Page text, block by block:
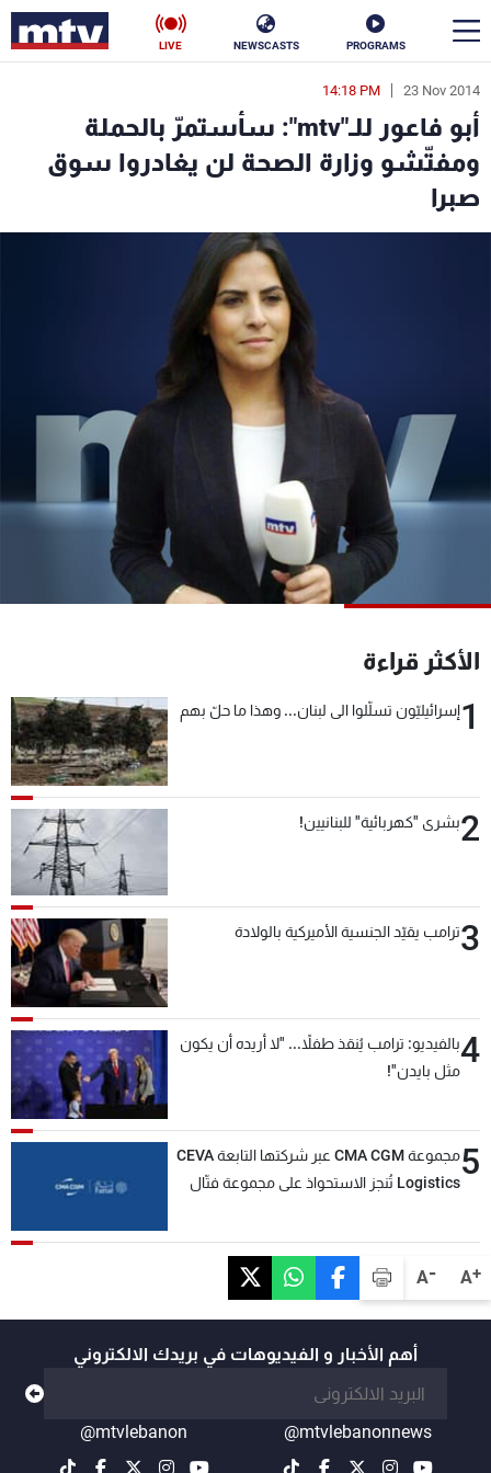
PROGRAMS
NEWSCASTS
LIVE
A+
A-
23 Nov 2014
14:18 PM
أبو فاعور للـ"mtv": سأستمرّ بالحملة
ومفتّشو وزارة الصحة لن يغادروا سوق
صبرا
الأكثر قراءة
1إسرائيليّون تسلّلوا الى لبنان... وهذا ما حلّ بهم
2بشرى "كهربائية" للبنانيين!
3ترامب يقيّد الجنسية الأميركية بالولادة
4بالفيديو: ترامب يُنقذ طفلاً... "لا أريده أن يكون
مثل بايدن"!
5
مجموعة CMA CGM عبر شركتها التابعة CEVA
Logistics تُنجز الاستحواذ على مجموعة فتّال
أهم الأخبار و الفيديوهات في بريدك الالكتروني
@mtvlebanonnews
@mtvlebanon
en
الأخبار
سياسة
فن
رياضة
البرامج
جدول البرامج
شاهد البرامج
لاعلاناتكم